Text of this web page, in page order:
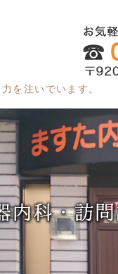
内科・循
を注いでいます。